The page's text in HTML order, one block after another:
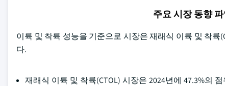
주요 시장 동향
이륙 및 착륙 성능을 기준으로 시장은 재래식 이륙 및 착륙
다.
재래식 이륙 및 착륙(CTOL) 시장은 2024년에 47.3%의